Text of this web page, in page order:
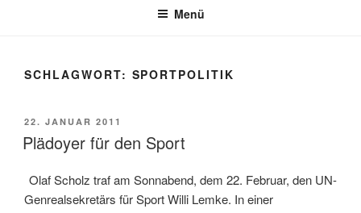
Menü
SCHLAGWORT: SPORTPOLITIK
VERÖFFENTLICHT
AM
22. JANUAR 2011
Plädoyer für den Sport
Olaf Scholz traf am Sonnabend, dem 22. Februar, den UN-
Genrealsekretärs für Sport Willi Lemke. In einer